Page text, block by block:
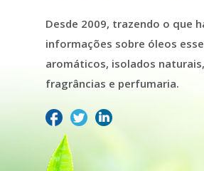
Desde 2009, trazendo o que
informações sobre óleos
aromáticos, isolados
fragrâncias e perfumaria.